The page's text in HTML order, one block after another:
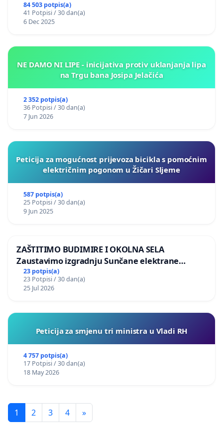
84 503 potpis(a)
41 Potpisi / 30 dan(a)
6 Dec 2025
NE DAMO NI LIPE - inicijativa protiv uklanjanja lipa
na Trgu bana Josipa Jelačića
2 352 potpis(a)
36 Potpisi / 30 dan(a)
7 Jun 2026
Peticija za mogućnost prijevoza bicikla s pomoćnim
električnim pogonom u Žičari Sljeme
587 potpis(a)
25 Potpisi / 30 dan(a)
9 Jun 2025
ZAŠTITIMO BUDIMIRE I OKOLNA SELA
Zaustavimo izgradnju Sunčane elektrane
Vedrine na području Ugljana
23 potpis(a)
23 Potpisi / 30 dan(a)
25 Jul 2026
Peticija za smjenu tri ministra u Vladi RH
4 757 potpis(a)
17 Potpisi / 30 dan(a)
18 May 2026
1 2 3 4 »